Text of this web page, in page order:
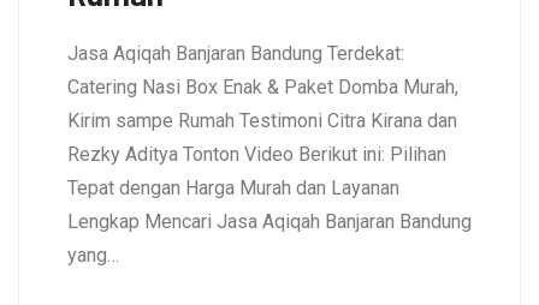
Jasa Aqiqah Banjaran Bandung Terdekat:
Catering Nasi Box Enak & Paket Domba Murah,
Kirim sampe Rumah Testimoni Citra Kirana dan
Rezky Aditya Tonton Video Berikut ini: Pilihan
Tepat dengan Harga Murah dan Layanan
Lengkap Mencari Jasa Aqiqah Banjaran Bandung
yang…